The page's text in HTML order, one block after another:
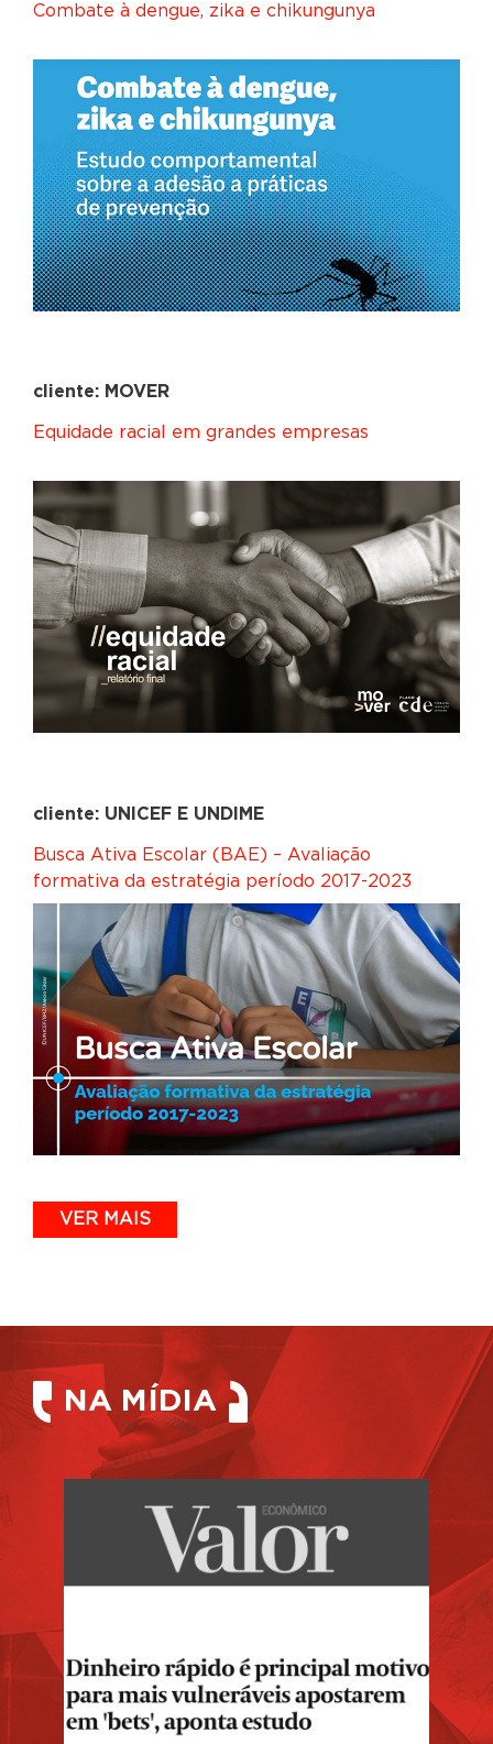
Combate à dengue, zika e chikungunya
cliente: MOVER
Equidade racial em grandes empresas
cliente: UNICEF E UNDIME
Busca Ativa Escolar (BAE) – Avaliação
formativa da estratégia período 2017-2023
VER MAIS
NA MÍDIA